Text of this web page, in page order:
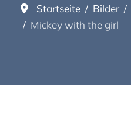
Startseite Bilder
Mickey with the girl